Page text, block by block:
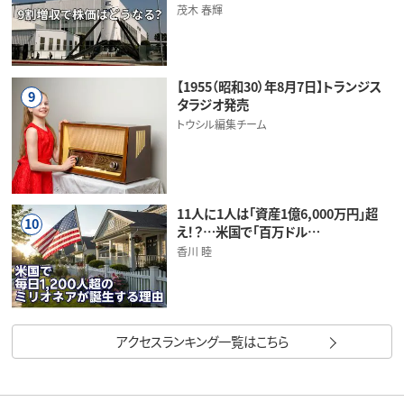
茂木 春輝
9
【1955（昭和30）年8月7日】トランジス
タラジオ発売
トウシル編集チーム
10
11人に1人は「資産1億6,000万円」超
え！？…米国で「百万ドル…
香川 睦
アクセスランキング一覧はこちら